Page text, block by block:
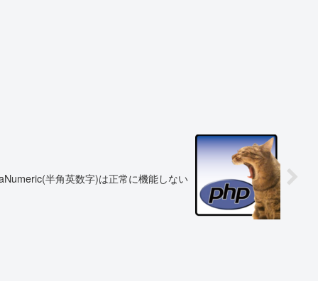
半角英数字)は正常に機能しない